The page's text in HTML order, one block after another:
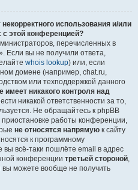
использования и/или
этой конференцией?
перечисленных в
Если вы не получили ответа,
whois lookup) или, если
домене (например, chat.ru,
или техподдержкой данного
имеет никакого контроля над
никакой ответственности за то,
Не обращайтесь к phpBB
работы конференции,
не относятся напрямую к сайту
к программному
всё-таки пошлёте email в адрес
конференции третьей стороной,
вы можете вообще не получить